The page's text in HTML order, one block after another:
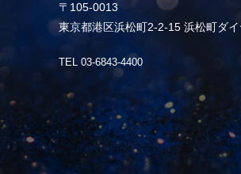
〒105-0013
東京都港区浜松町2-2-15 浜松町ダ
TEL 03-6843-4400